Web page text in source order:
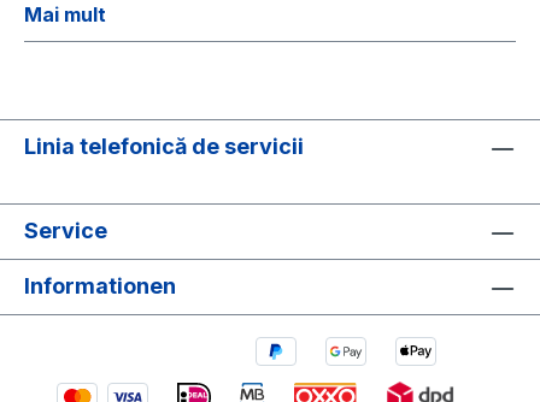
Mai mult
Linia telefonică de servicii
Service
Informationen